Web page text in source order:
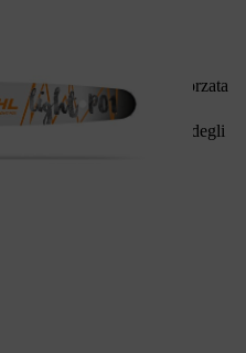
laterali in poliammide rinforzata
nella manutenzione degli